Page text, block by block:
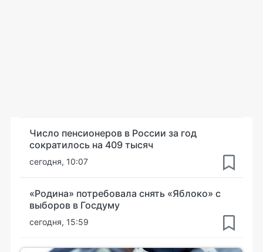
Число пенсионеров в России за год
сократилось на 409 тысяч
сегодня, 10:07
«Родина» потребовала снять «Яблоко» с
выборов в Госдуму
сегодня, 15:59